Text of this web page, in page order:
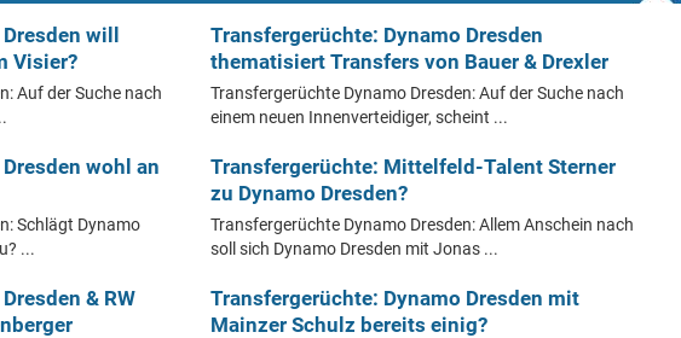
will
Visier?
Auf der Suche nach
Transfergerüchte: Dynamo Dresden
thematisiert Transfers von Bauer & Drexler
Transfergerüchte Dynamo Dresden: Auf der Suche nach
einem neuen Innenverteidiger, scheint ...
wohl an
Schlägt Dynamo
...
Transfergerüchte: Mittelfeld-Talent Sterner
zu Dynamo Dresden?
Transfergerüchte Dynamo Dresden: Allem Anschein nach
soll sich Dynamo Dresden mit Jonas ...
& RW
Transfergerüchte: Dynamo Dresden mit
Mainzer Schulz bereits einig?